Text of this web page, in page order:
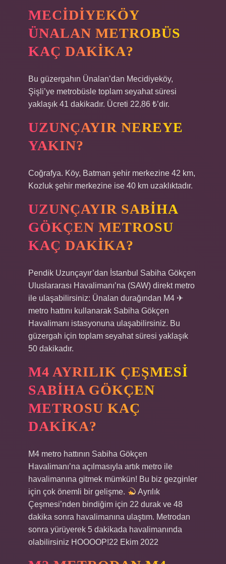
MECIDIYEKÖY
ÜNALAN METROBÜS
KAÇ DAKIKA?
Bu güzergahın Ünalan’dan Mecidiyeköy,
Şişli’ye metrobüsle toplam seyahat süresi
yaklaşık 41 dakikadır. Ücreti 22,86 ₺’dir.
UZUNÇAYIR NEREYE
YAKIN?
Coğrafya. Köy, Batman şehir merkezine 42 km,
Kozluk şehir merkezine ise 40 km uzaklıktadır.
UZUNÇAYIR SABIHA
GÖKÇEN METROSU
KAÇ DAKIKA?
Pendik Uzunçayır’dan İstanbul Sabiha Gökçen
Uluslararası Havalimanı’na (SAW) direkt metro
ile ulaşabilirsiniz: Ünalan durağından M4 ✈
metro hattını kullanarak Sabiha Gökçen
Havalimanı istasyonuna ulaşabilirsiniz. Bu
güzergah için toplam seyahat süresi yaklaşık
50 dakikadır.
M4 AYRILIK ÇEŞMESI
SABIHA GÖKÇEN
METROSU KAÇ
DAKIKA?
M4 metro hattının Sabiha Gökçen
Havalimanı’na açılmasıyla artık metro ile
havalimanına gitmek mümkün! Bu biz gezginler
için çok önemli bir gelişme.
Ayrılık
Çeşmesi’nden bindiğim için 22 durak ve 48
dakika sonra havalimanına ulaştım. Metrodan
sonra yürüyerek 5 dakikada havalimanında
olabilirsiniz HOOOOP!22 Ekim 2022